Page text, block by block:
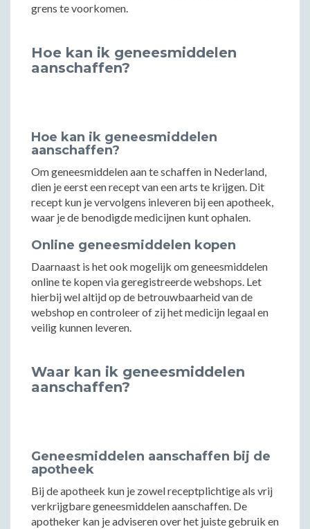
grens te voorkomen.
Hoe kan ik geneesmiddelen
aanschaffen?
Hoe kan ik geneesmiddelen
aanschaffen?
Om geneesmiddelen aan te schaffen in Nederland,
dien je eerst een recept van een arts te krijgen. Dit
recept kun je vervolgens inleveren bij een apotheek,
waar je de benodigde medicijnen kunt ophalen.
Online geneesmiddelen kopen
Daarnaast is het ook mogelijk om geneesmiddelen
online te kopen via geregistreerde webshops. Let
hierbij wel altijd op de betrouwbaarheid van de
webshop en controleer of zij het medicijn legaal en
veilig kunnen leveren.
Waar kan ik geneesmiddelen
aanschaffen?
Geneesmiddelen aanschaffen bij de
apotheek
Bij de apotheek kun je zowel receptplichtige als vrij
verkrijgbare geneesmiddelen aanschaffen. De
apotheker kan je adviseren over het juiste gebruik en